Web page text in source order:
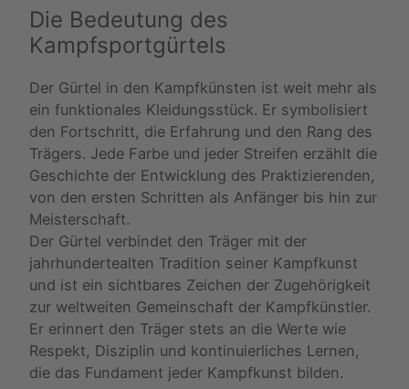
Die Bedeutung des
Kampfsportgürtels
Der Gürtel in den Kampfkünsten ist weit mehr als
ein funktionales Kleidungsstück. Er symbolisiert
den Fortschritt, die Erfahrung und den Rang des
Trägers. Jede Farbe und jeder Streifen erzählt die
Geschichte der Entwicklung des Praktizierenden,
von den ersten Schritten als Anfänger bis hin zur
Meisterschaft.
Der Gürtel verbindet den Träger mit der
jahrhundertealten Tradition seiner Kampfkunst
und ist ein sichtbares Zeichen der Zugehörigkeit
zur weltweiten Gemeinschaft der Kampfkünstler.
Er erinnert den Träger stets an die Werte wie
Respekt, Disziplin und kontinuierliches Lernen,
die das Fundament jeder Kampfkunst bilden.